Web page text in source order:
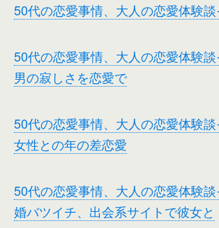
50代の恋愛事情、大人の恋愛体験
50代の恋愛事情、大人の恋愛体験
男の寂しさを恋愛で
50代の恋愛事情、大人の恋愛体験
女性との年の差恋愛
50代の恋愛事情、大人の恋愛体験
婚バツイチ、出会系サイトで彼女と